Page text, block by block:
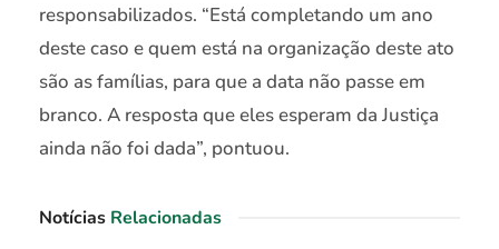
responsabilizados. “Está completando um ano
deste caso e quem está na organização deste ato
são as famílias, para que a data não​​ passe em
branco. A resposta que eles esperam da Justiça
ainda não foi dada”, pontuou.
Notícias Relacionadas